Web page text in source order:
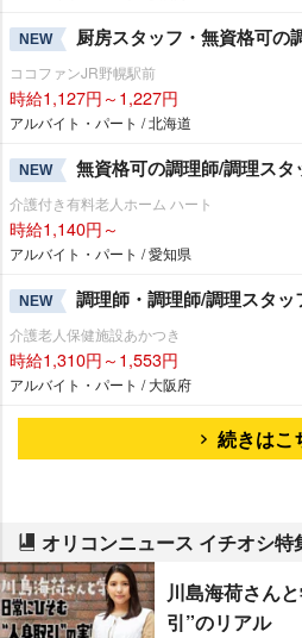
NEW 厨房スタッフ・無資格可の
ココファンJR野幌駅前
時給1,127円～1,227円
アルバイト・パート / 北海道
NEW 無資格可の調理師/調理スタ
介護付き有料老人ホーム ハート
時給1,140円～
アルバイト・パート / 愛知県
NEW 調理師・調理師/調理スタ
介護老人保健施設あかつき
時給1,310円～1,553円
アルバイト・パート / 大阪府
続きはこ
オリコンニュース イチオシ特
川島海荷さん
引”のリアル